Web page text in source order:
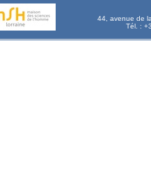
44, avenue de
Tél. :